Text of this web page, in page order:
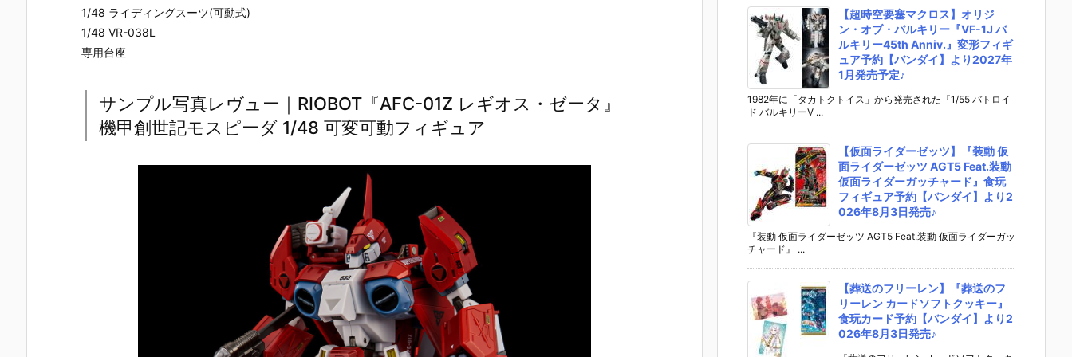
1/48 ライディングスーツ(可動式)
1/48 VR-038L
専用台座
サンプル写真レヴュー｜RIOBOT『AFC-01Ζ レギオス・ゼータ』
機甲創世記モスピーダ 1/48 可変可動フィギュア
【超時空要塞マクロス】オリジ
ン・オブ・バルキリー『VF-1J バ
ルキリー45th Anniv.』変形フィギ
ュア予約【バンダイ】より2027年
1月発売予定♪
1982年に「タカトクトイス」から発売された『1/55 バトロイ
ド バルキリーV ...
【仮面ライダーゼッツ】『装動 仮
面ライダーゼッツ AGT5 Feat.装動
仮面ライダーガッチャード』食玩
フィギュア予約【バンダイ】より2
026年8月3日発売♪
『装動 仮面ライダーゼッツ AGT5 Feat.装動 仮面ライダーガッ
チャード』 ...
【葬送のフリーレン】『葬送のフ
リーレン カードソフトクッキー』
食玩カード予約【バンダイ】より2
026年8月3日発売♪